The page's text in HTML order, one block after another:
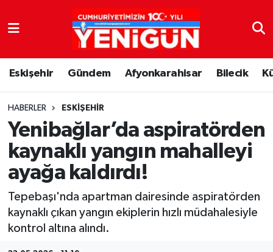
Eskişehir Gündem Afyonkarahisar Bilecik
HABERLER ESKIŞEHIR
Yenibağlar’da aspiratörden
kaynaklı yangın mahalleyi
ayağa kaldırdı!
Tepebaşı'nda apartman dairesinde aspiratörden
kaynaklı çıkan yangın ekiplerin hızlı müdahalesiyle
kontrol altına alındı.
Nöbetçi Eczaneler
Hava Durumu
Trafik Durumu
Süper Lig Puan Durumu ve Fikstür
Tüm Manşetler
Son Dakika Haberleri
Haber Arşivi